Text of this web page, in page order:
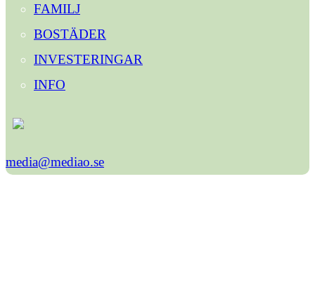
FAMILJ
BOSTÄDER
INVESTERINGAR
INFO
media@mediao.se